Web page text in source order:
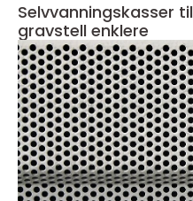
Selvvanningskasser
gravstell enklere